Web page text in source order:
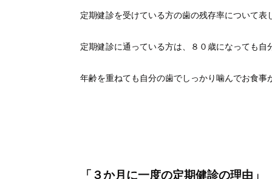
定期健診を受けている方の歯の残存率について表
定期健診に通っている方は、８０歳になっても
年齢を重ねても自分の歯でしっかり噛んでお食
「３か月に一度の定期健診の理由」